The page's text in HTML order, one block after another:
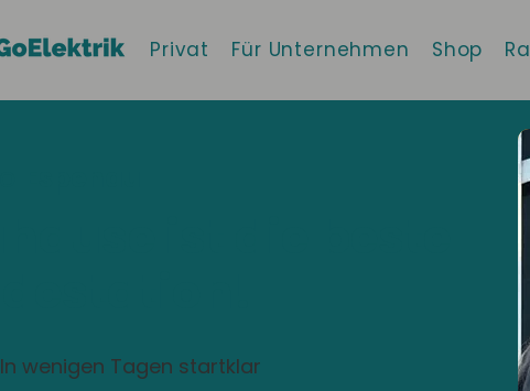
Privat Für Unternehmen Shop
In wenigen Tagen startklar